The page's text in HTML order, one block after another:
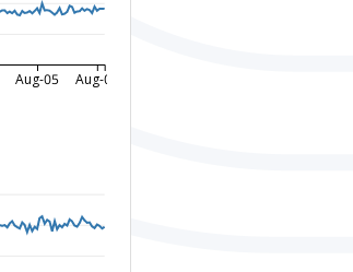
Aug-05 Aug-06